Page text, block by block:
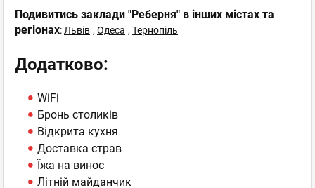
Подивитись заклади "Реберня" в інших містах та
регіонах: Львів , Одеса , Тернопіль
Додатково:
WiFi
Бронь столиків
Відкрита кухня
Доставка страв
Їжа на винос
Літній майданчик